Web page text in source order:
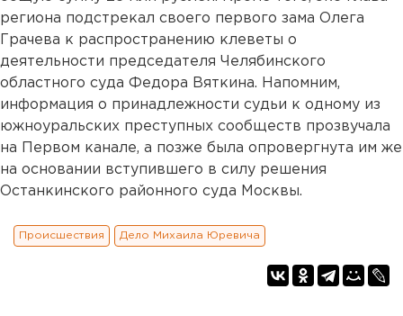
региона подстрекал своего первого зама Олега
Грачева к распространению клеветы о
деятельности председателя Челябинского
областного суда Федора Вяткина. Напомним,
информация о принадлежности судьи к одному из
южноуральских преступных сообществ прозвучала
на Первом канале, а позже была опровергнута им же
на основании вступившего в силу решения
Останкинского районного суда Москвы.
Происшествия Дело Михаила Юревича